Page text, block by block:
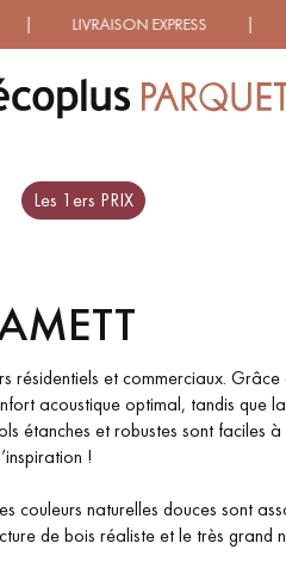
EXPRESS | PRIX
Les 1ers PRIX
VIEILLI
résidentiels et commerciaux.
acoustique optimal, tandis que
étanches et robustes sont
!
naturelles douces sont
de bois réaliste et le très grand